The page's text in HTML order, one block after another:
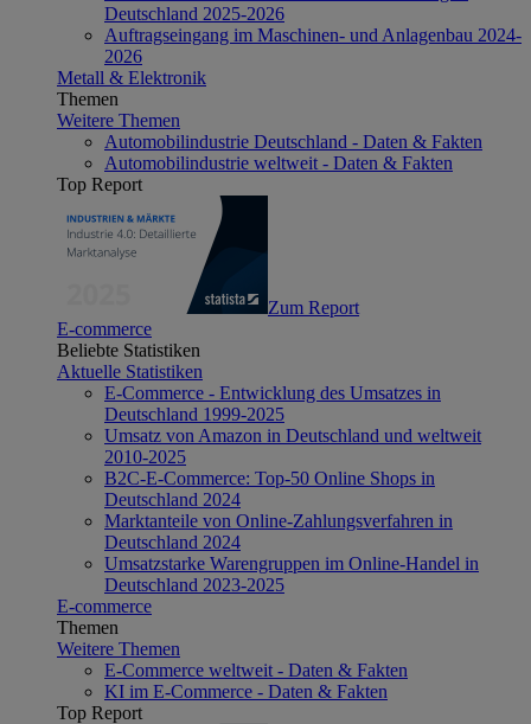
Deutschland 2025-2026
Auftragseingang im Maschinen- und Anlagenbau 2024-
2026
Metall & Elektronik
Themen
Weitere Themen
Automobilindustrie Deutschland - Daten & Fakten
Automobilindustrie weltweit - Daten & Fakten
Top Report
Zum Report
E-commerce
Beliebte Statistiken
Aktuelle Statistiken
E-Commerce - Entwicklung des Umsatzes in
Deutschland 1999-2025
Umsatz von Amazon in Deutschland und weltweit
2010-2025
B2C-E-Commerce: Top-50 Online Shops in
Deutschland 2024
Marktanteile von Online-Zahlungsverfahren in
Deutschland 2024
Umsatzstarke Warengruppen im Online-Handel in
Deutschland 2023-2025
E-commerce
Themen
Weitere Themen
E-Commerce weltweit - Daten & Fakten
KI im E-Commerce - Daten & Fakten
Top Report